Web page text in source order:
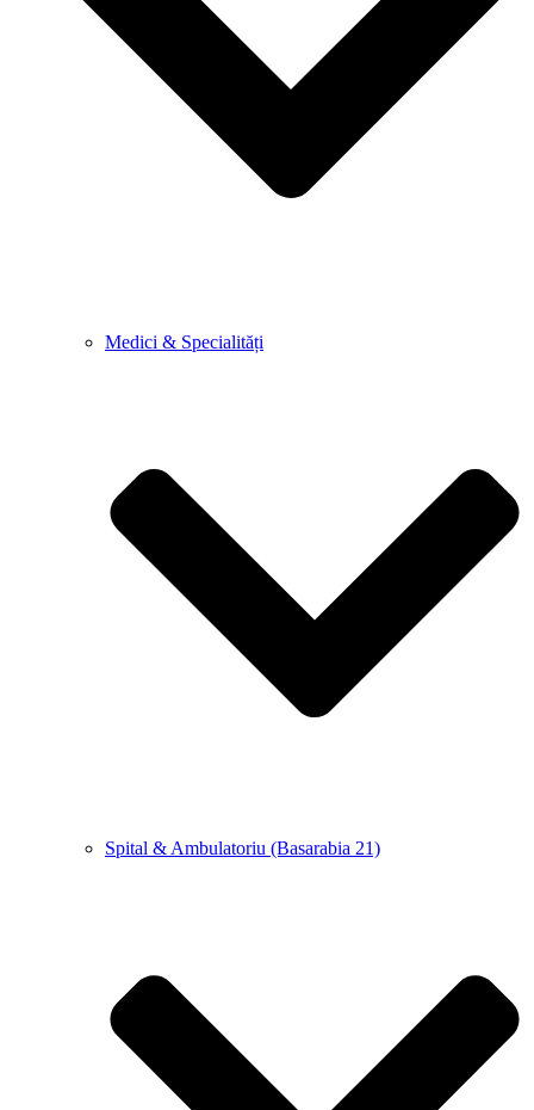
Medici & Specialități
Spital & Ambulatoriu (Basarabia 21)